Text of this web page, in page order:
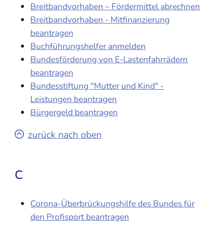
Breitbandvorhaben – Fördermittel abrechnen
Breitbandvorhaben - Mitfinanzierung
beantragen
Buchführungshelfer anmelden
Bundesförderung von E-Lastenfahrrädern
beantragen
Bundesstiftung "Mutter und Kind" -
Leistungen beantragen
Bürgergeld beantragen
zurück nach oben
C
Corona-Überbrückungshilfe des Bundes für
den Profisport beantragen